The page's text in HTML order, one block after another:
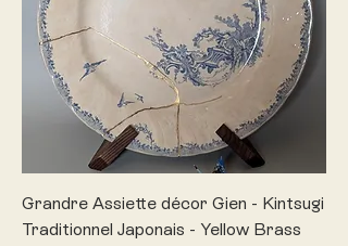
Grandre Assiette décor Gien - Kintsugi
Traditionnel Japonais - Yellow Brass